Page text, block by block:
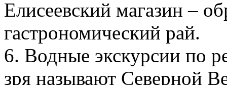
Елисеевский магазин –
гастрономический рай.
6. Водные экскурсии по
зря называют Северной